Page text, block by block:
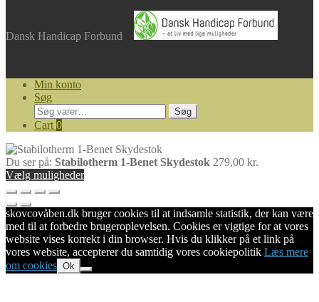
Dansk Handicap Forbund
Min konto
Søg
Søg
efter:
Søg
Cart 0
Du ser på: Stabilotherm 1-Benet Skydestok 279,00 kr.
Vælg muligheder
skovcovåben.dk bruger cookies til at indsamle statistik, der kan være
med til at forbedre brugeroplevelsen. Cookies er vigtige for at vores
website vises korrekt i din browser. Hvis du klikker på et link på
vores website, accepterer du samtidig vores cookiepolitik Læs mere
om cookies Ok